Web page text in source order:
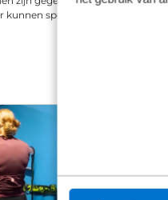
specificaties afwijken.